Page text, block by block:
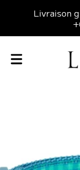
ALLER AU
Livraison